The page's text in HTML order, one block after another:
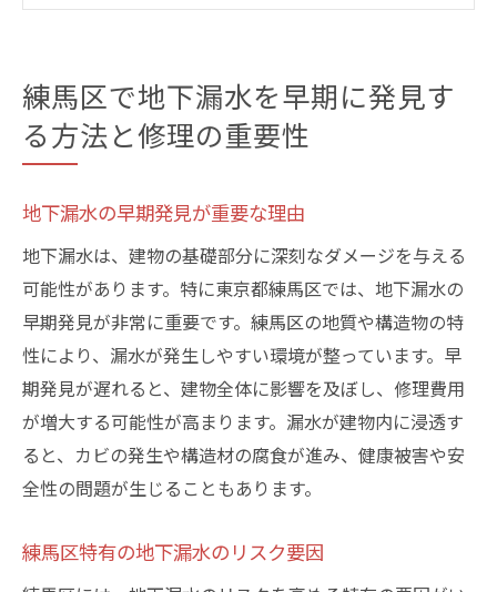
地下漏水の放置が引き起こす問題
早期修理で地下漏水被害を最小限に抑える
信頼できる地下漏水修理業者を選ぶためのポイ
ント
信頼できる業者の特徴とは
練馬区内の業者選びのポイント
口コミと実績をチェックする方法
許認可と保険の確認事項
迅速な対応が可能な業者の見極め方
適正な価格設定を見極めるためのヒント
方法
練馬区で一般的な修理方法とは
練馬区で地下漏水を早期に発見す
る方法と修理の重要性
地下漏水の早期発見が重要な理由
地下漏水は、建物の基礎部分に深刻なダメージを与える
可能性があります。特に東京都練馬区では、地下漏水の
早期発見が非常に重要です。練馬区の地質や構造物の特
性により、漏水が発生しやすい環境が整っています。早
期発見が遅れると、建物全体に影響を及ぼし、修理費用
が増大する可能性が高まります。漏水が建物内に浸透す
ると、カビの発生や構造材の腐食が進み、健康被害や安
全性の問題が生じることもあります。
練馬区特有の地下漏水のリスク要因